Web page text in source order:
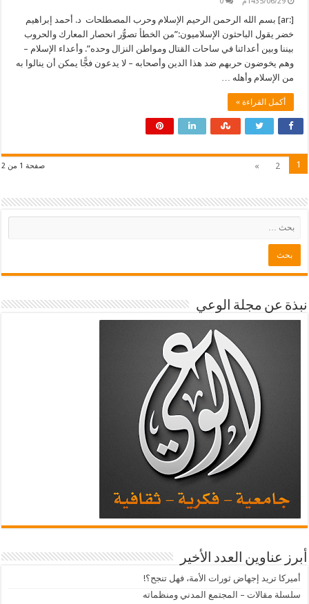
[:ar] بسم الله الرحمن الرحيم الإسلام وحرب المصطلحات د. أحمد إبراهيم
خضر يقول الباحثون الإسلاميون:”من الخطأ تصوُّر انحصار المعارك والحروب
بيننا وبين أعدائنا في ساحات القتال ومواطن النزال وحده”. وأعداء الإسلام –
وهم يخوضون حربهم ضد هذا الدين وأصحابه – لا يدعون فجًّا يمكن أن ينالوا به
من الإسلام وأهله …
أكمل القراءة »
صفحة 1 من 2 1
2
»
نبذة عن مجلة الوعي
أبرز عناوين العدد الأخير
أميركا تريد إجهاض ثورات الأمة، فهل تنجح؟!
سلسلة مقالات – المجتمع المدني ومنظماته